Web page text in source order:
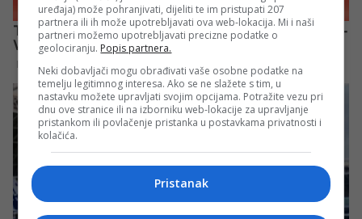
uređaja) može pohranjivati, dijeliti te im pristupati 207
partnera ili ih može upotrebljavati ova web-lokacija. Mi i naši
partneri možemo upotrebljavati precizne podatke o
geolociranju. Popis partnera.
Neki dobavljači mogu obrađivati vaše osobne podatke na
temelju legitimnog interesa. Ako se ne slažete s tim, u
nastavku možete upravljati svojim opcijama. Potražite vezu pri
dnu ove stranice ili na izborniku web-lokacije za upravljanje
pristankom ili povlačenje pristanka u postavkama privatnosti i
kolačića.
Pristanak